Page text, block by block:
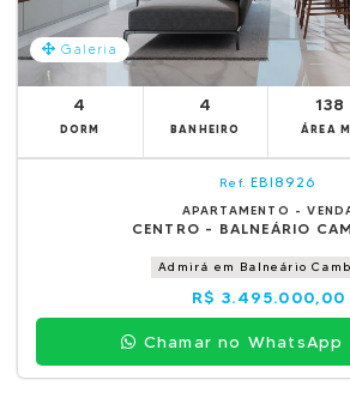
Galeria
4
DORM
4
BANHEIRO
138
ÁREA
Ref. EBI8926
APARTAMENTO -
CENTRO - BALNEÁRIO
Admirá em Balneário
R$ 3.495.000,00
Chamar no WhatsApp